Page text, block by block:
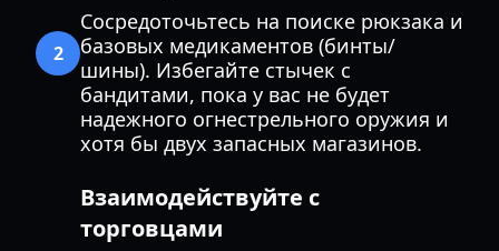
2
Сосредоточьтесь на поиске рюкзака и
базовых медикаментов (бинты/
шины). Избегайте стычек с
бандитами, пока у вас не будет
надежного огнестрельного оружия и
хотя бы двух запасных магазинов.
Взаимодействуйте с
торговцами